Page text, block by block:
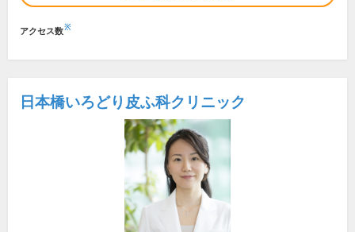
アクセス数※
日本橋いろどり皮ふ科クリニック